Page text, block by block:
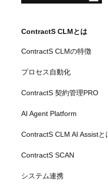
ContractS CLMとは
ContractS CLMの特徴
プロセス自動化
ContractS 契約管理PRO
AI Agent Platform
ContractS CLM AI Assistと
ContractS SCAN
システム連携